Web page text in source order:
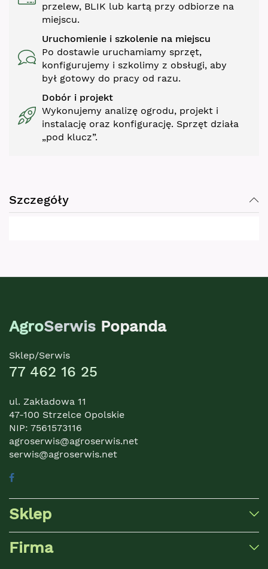
przelew, BLIK lub kartą przy odbiorze na
miejscu.
Uruchomienie i szkolenie na miejscu
Po dostawie uruchamiamy sprzęt,
konfigurujemy i szkolimy z obsługi, aby
był gotowy do pracy od razu.
Dobór i projekt
Wykonujemy analizę ogrodu, projekt i
instalację oraz konfigurację. Sprzęt działa
„pod klucz”.
Szczegóły
AgroSerwis Popanda
Sklep/Serwis
77 462 16 25
ul. Zakładowa 11
47-100 Strzelce Opolskie
NIP: 7561573116
agroserwis@agroserwis.net
serwis@agroserwis.net
Sklep
Firma